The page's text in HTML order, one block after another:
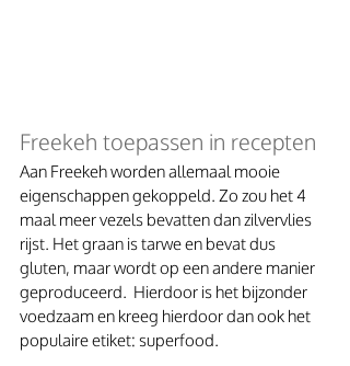
Freekeh toepassen in recepten
Aan Freekeh worden allemaal mooie
eigenschappen gekoppeld. Zo zou het 4
maal meer vezels bevatten dan zilvervlies
rijst. Het graan is tarwe en bevat dus
gluten, maar wordt op een andere manier
geproduceerd.  Hierdoor is het bijzonder
voedzaam en kreeg hierdoor dan ook het
populaire etiket: superfood.